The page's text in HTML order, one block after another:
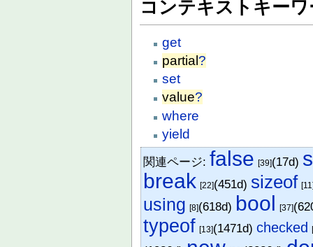
コンテキストキー
get
partial?
set
value?
where
yield
関連ページ: false [39](17d)
break [22](451d) sizeof
using [8](618d) bool [37]
typeof [13](1471d)checked